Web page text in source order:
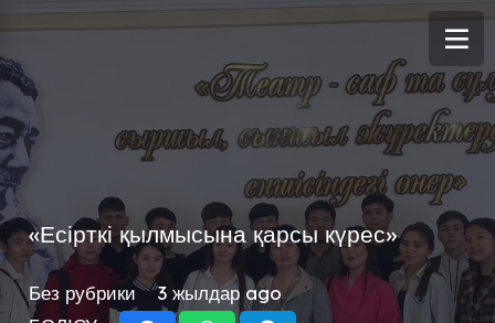
«Есірткі қылмысына қарсы күрес»
Без рубрики
3 жылдар ago